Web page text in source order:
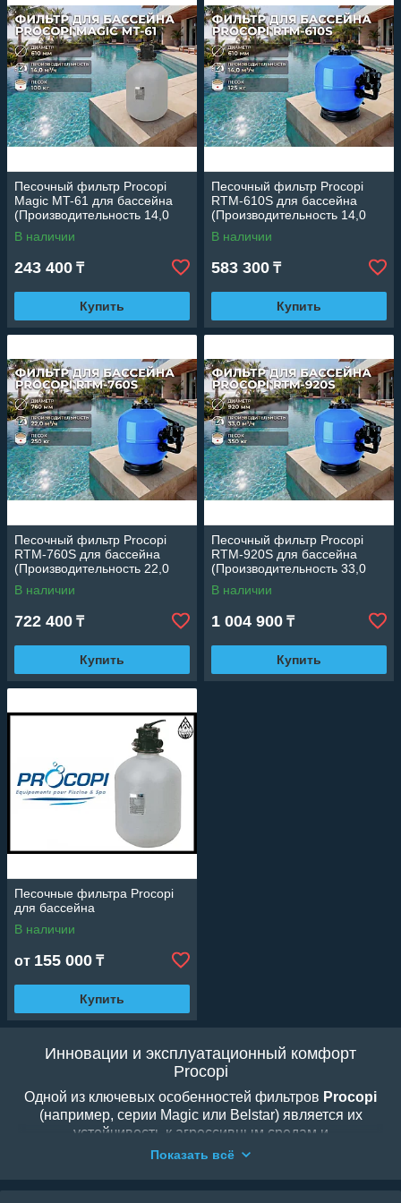
Песочный фильтр Procopi
Magic MT-61 для бассейна
(Производительность 14,0
м3/ч, HDPE, диаметр 610 мм)
В наличии
243 400 ₸
Купить
Песочный фильтр Procopi
RTM-610S для бассейна
(Производительность 14,0
м3/ч, диаметр 610 мм)
В наличии
583 300 ₸
Купить
Песочный фильтр Procopi
RTM-760S для бассейна
(Производительность 22,0
м3/ч, диаметр 760 мм)
В наличии
722 400 ₸
Купить
Песочный фильтр Procopi
RTM-920S для бассейна
(Производительность 33,0
м3/ч, диаметр 920 мм)
В наличии
1 004 900 ₸
Купить
Песочные фильтра Procopi
для бассейна
В наличии
от 155 000 ₸
Купить
Инновации и эксплуатационный комфорт
Procopi
Одной из ключевых особенностей фильтров Procopi
(например, серии Magic или Belstar) является их
устойчивость к агрессивным средам и
ультрафиолетовому излучению. Продуманная
Показать всё